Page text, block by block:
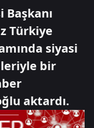
Türkiye
siyasi
bir
aktardı.